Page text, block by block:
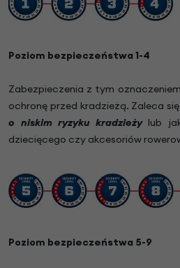
Poziom bezpieczeństwa 1-4
Zabezpieczenia z tym
ochronę przed kradzieżą. Zaleca
o niskim ryzyku kradzieżylub
dziecięcego czy akcesoriów
Poziom bezpieczeństwa 5-9